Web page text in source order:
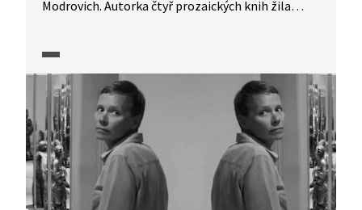
Modrovich. Autorka čtyř prozaických knih žila
Spisovatelka ve videu autenticky hovoří o procesu
tvorby a o feministických otázkách ve svých
textech.